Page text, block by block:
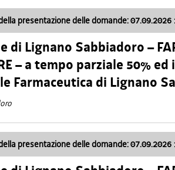
presentazione delle domande: 07.09.2026
di Lignano Sabbiadoro –
– a tempo parziale 50%
Farmaceutica di Lignano
presentazione delle domande: 07.09.2026